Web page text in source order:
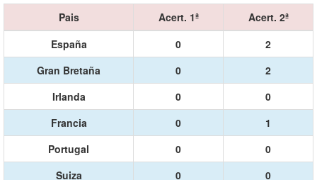
Pais Acert. 1ª
Acert. 2ª
España
0
2
Gran Bretaña
0
2
Irlanda
0
0
Francia
0
1
Portugal
0
0
Suiza
0
0